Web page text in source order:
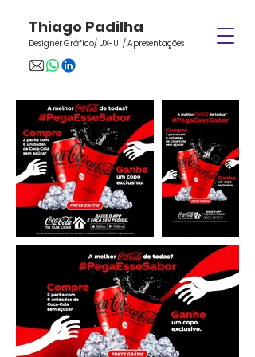
Thiago Padilha
Designer Gráfico/ UX-UI / Apresentações